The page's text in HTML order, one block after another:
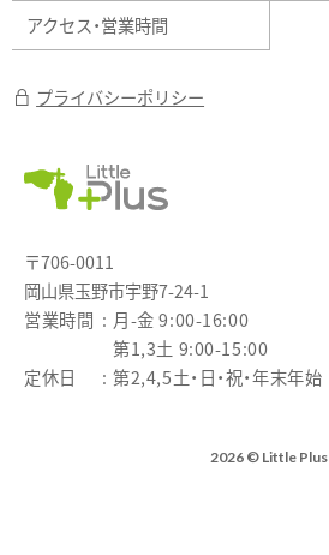
アクセス・営業時間
プライバシーポリシー
〒706-0011
岡山県玉野市宇野7-24-1
営業時間
月-金 9:00-16:00
第1,3土 9:00-15:00
定休日
第2,4,5土・日・祝・年末年始
2026 © Little Plus